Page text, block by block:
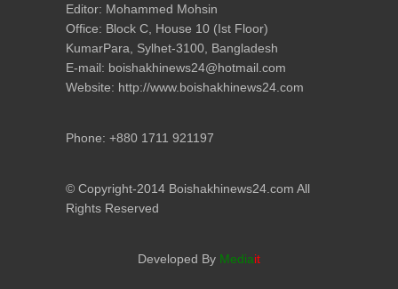
Editor: Mohammed Mohsin
Office: Block C, House 10 (Ist Floor)
KumarPara, Sylhet-3100, Bangladesh
E-mail: boishakhinews24@hotmail.com
Website: http://www.boishakhinews24.com
Phone: +880 1711 921197
© Copyright-2014 Boishakhinews24.com All
Rights Reserved
Developed By Mediait